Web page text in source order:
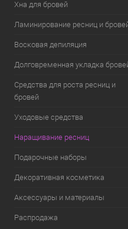
Хна для бровей
Ламинирование ресниц и
Восковая депиляция
Долговременная укладка
Средства для роста ресниц и
бровей
Уходовые средства
Наращивание ресниц
Подарочные наборы
Декоративная косметика
Аксессуары и материалы
Распродажа